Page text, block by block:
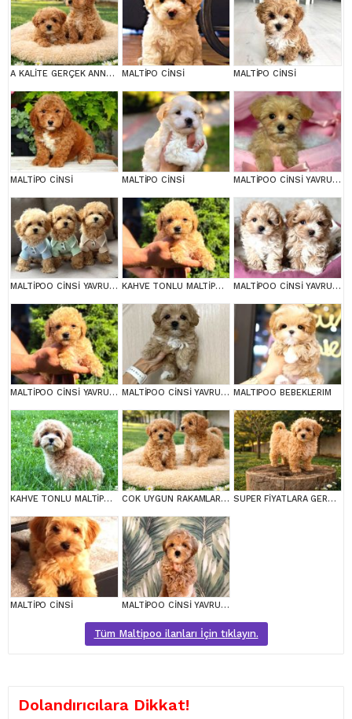
A KALİTE GERÇEK ANNE BABA MALTİPOO YAVRULAR MALTİPO CİNSİ MALTİPO CİNSİ
MALTİPO CİNSİ MALTİPO CİNSİ MALTİPOO CİNSİ YAVRULAR EV ÜRETİMİ
MALTİPOO CİNSİ YAVRULAR EV ÜRETİMİ KAHVE TONLU MALTİPOO CİNSİ YAVRULAR MALTİPOO CİNSİ YAVRULAR EV ÜRETİMİ
MALTİPOO CİNSİ YAVRULAR EV ÜRETİMİ MALTİPOO CİNSİ YAVRULAR EV ÜRETİMİ MALTIPOO BEBEKLERIM
KAHVE TONLU MALTİPOO CİNSİ YAVRULAR COK UYGUN RAKAMLARA GERÇEK MALTİPOO YAVRULAR SUPER FİYATLARA GERÇEK MALTİPOO YAVRULAR
MALTİPO CİNSİ MALTİPOO CİNSİ YAVRULAR EV ÜRETİMİ
Tüm Maltipoo ilanları İçin tıklayın.
Dolandırıcılara Dikkat!